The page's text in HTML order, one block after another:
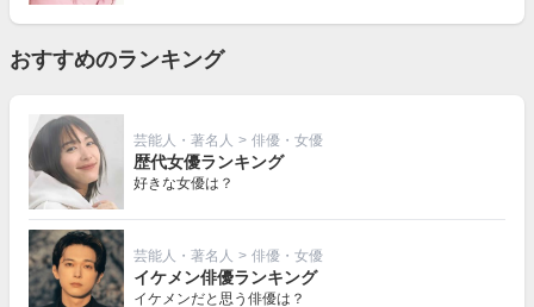
おすすめのランキング
芸能人・著名人 > 俳優・女優
歴代女優ランキング
好きな女優は？
芸能人・著名人 > 俳優・女優
イケメン俳優ランキング
イケメンだと思う俳優は？